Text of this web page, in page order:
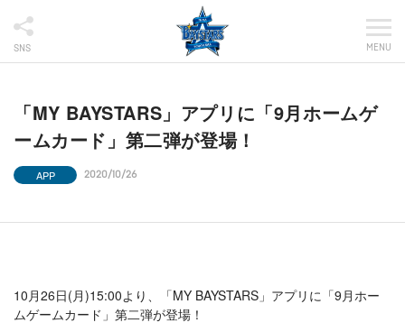
SNS MENU
「MY BAYSTARS」アプリに「9月ホームゲ
ームカード」第二弾が登場！
APP 2020/10/26
10月26日(月)15:00より、「MY BAYSTARS」アプリに「9月ホー
ムゲームカード」第二弾が登場！